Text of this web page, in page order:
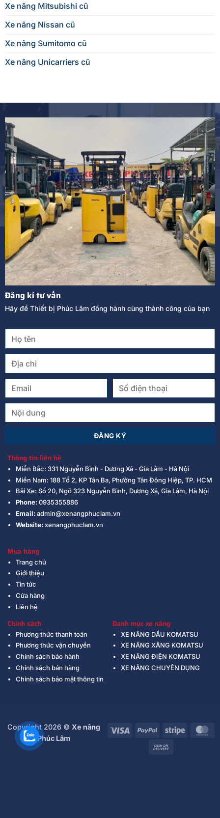
Xe nâng Mitsubishi cũ
Xe nâng Nissan cũ
Xe nâng Sumitomo cũ
Xe nâng Unicarriers cũ
Đăng kí tư vấn
Hãy để Thiết bị Phúc Lâm đồng hành cùng thành công của bạn
Thông tin liên hệ
Miền Bắc: 331 Nguyễn Bình - Dương Xá - Gia Lâm - Hà Nội
Miền Nam: 188 Tổ 2, KP Tân Ba, Phường Tân Đông Hiệp, TP. HCM
Bãi Xe: Số 20, Ngõ 323 Nguyễn Bình, Dương Xá, Gia Lâm, Hà Nội
Phone:0935355886
Email:admin@xenangphuclam.vn
Website:xenangphuclam.vn
Mua hàng
Trang chủ
Giới thiệu
Tin tức
Cửa hàng
Liên hệ
Chính sách
Phương thức thanh toán
Phương thức vận chuyển
Chính sách bảo hành
Chính sách bán hàng
Chính sách bảo mật thông tin
Danh mục xe nâng
XE NÂNG DẦU KOMATSU
XE NÂNG XĂNG KOMATSU
XE NÂNG ĐIỆN KOMATSU
XE NÂNG CHUYÊN DỤNG
Visa PayPal Stripe
Copyright 2026 © Xe nâng
Phúc Lâm